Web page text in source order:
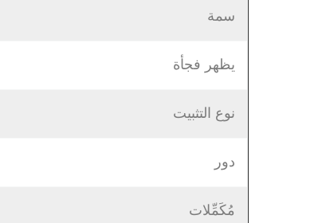
سمة
يظهر فجأة
نوع التثبيت
دور
مُكَمِّلات